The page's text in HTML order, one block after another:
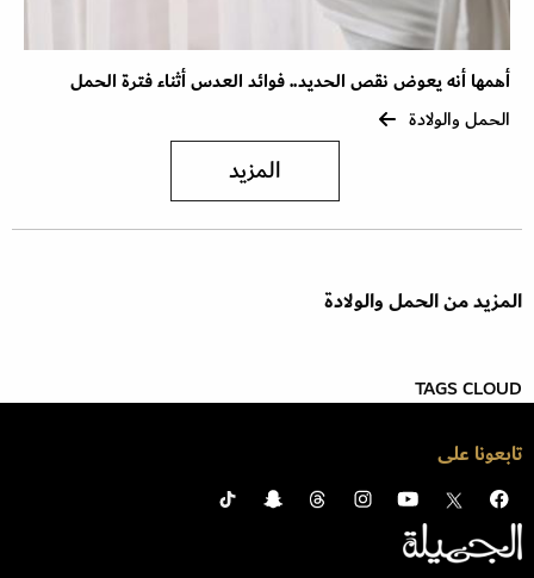
أهمها أنه يعوض نقص الحديد.. فوائد العدس أثناء فترة الحمل
الحمل والولادة
المزيد
المزيد من الحمل والولادة
TAGS CLOUD
تابعونا على